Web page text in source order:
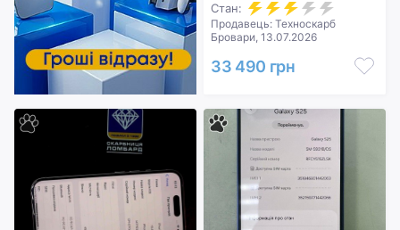
Стан:
Продавець: Техноскарб
Бровари, 13.07.2026
33 490 грн